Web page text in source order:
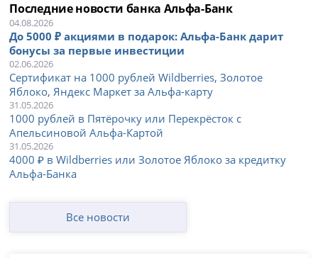
Последние новости банка Альфа-Банк
04.08.2026
До 5000 ₽ акциями в подарок: Альфа-Банк дарит
бонусы за первые инвестиции
02.06.2026
Сертификат на 1000 рублей Wildberries, Золотое
Яблоко, Яндекс Маркет за Альфа-карту
31.05.2026
1000 рублей в Пятёрочку или Перекрёсток с
Апельсиновой Альфа-Картой
31.05.2026
4000 ₽ в Wildberries или Золотое Яблоко за кредитку
Альфа-Банка
Все новости